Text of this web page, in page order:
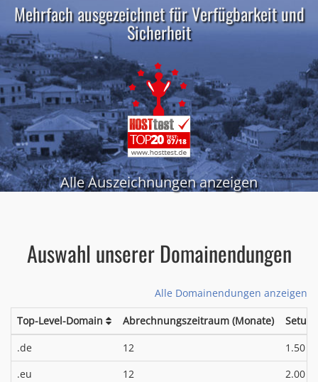
Mehrfach ausgezeichnet für Verfügbarkeit und
Sicherheit
Alle Auszeichnungen anzeigen
Auswahl unserer Domainendungen
Alle Domainendungen anzeigen
Top-Level-Domain Abrechnungszeitraum (Monate)
.de
12 1.50 €
.eu 12 2.00 €